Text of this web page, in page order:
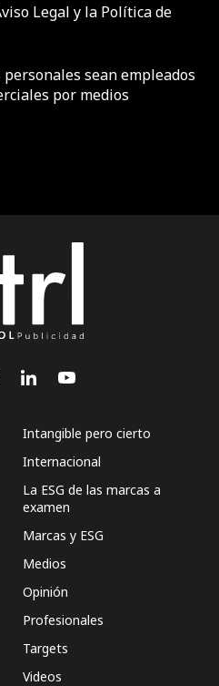
Legal y la Política de
sean empleados
por medios
Intangible pero cierto
Internacional
La ESG de las marcas a
examen
Marcas y ESG
Medios
Opinión
Profesionales
Targets
Videos